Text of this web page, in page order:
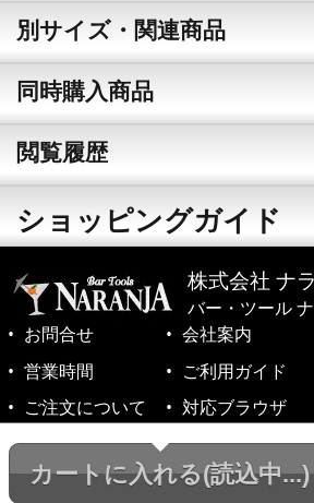
カートに入れる(読込中...)
別サイズ・関連商品
同時購入商品
閲覧履歴
ショッピングガイド
株式会社 ナ
バー・ツール
お問合せ
会社案内
営業時間
ご利用ガイド
ご注文について
対応ブラウザ
©1999-2026 NARANJA Inc. All